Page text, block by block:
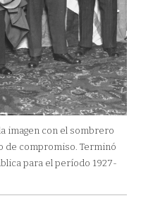
imagen con el sombrero
de compromiso. Terminó
para el período 1927-